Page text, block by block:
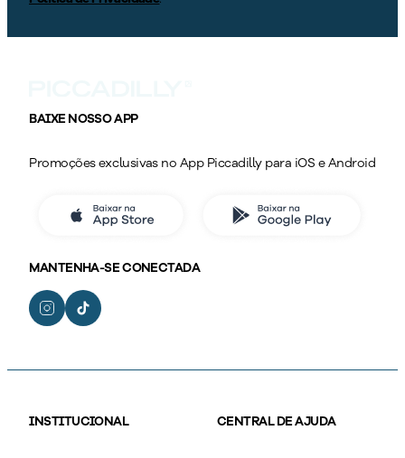
BAIXE NOSSO APP
Promoções exclusivas no App Piccadilly para iOS e Android
MANTENHA-SE CONECTADA
INSTITUCIONAL CENTRAL DE AJUDA